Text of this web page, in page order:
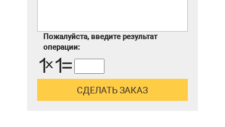
Пожалуйста, введите результат
операции: